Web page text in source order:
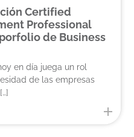
Certified
Professional
de Business
en día juega un rol
de las empresas